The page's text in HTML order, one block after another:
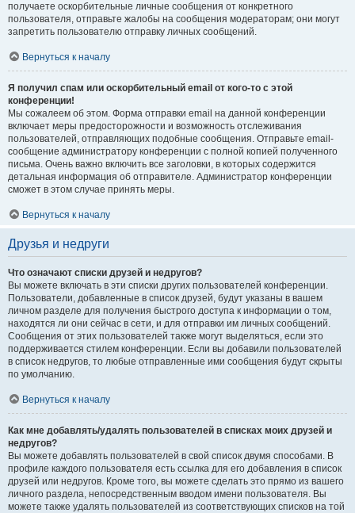
получаете оскорбительные личные сообщения от конкретного
пользователя, отправьте жалобы на сообщения модераторам; они могут
запретить пользователю отправку личных сообщений.
Вернуться к началу
Я получил спам или оскорбительный email от кого-то с этой
конференции!
Мы сожалеем об этом. Форма отправки email на данной конференции
включает меры предосторожности и возможность отслеживания
пользователей, отправляющих подобные сообщения. Отправьте email-
сообщение администратору конференции с полной копией полученного
письма. Очень важно включить все заголовки, в которых содержится
детальная информация об отправителе. Администратор конференции
сможет в этом случае принять меры.
Вернуться к началу
Друзья и недруги
Что означают списки друзей и недругов?
Вы можете включать в эти списки других пользователей конференции.
Пользователи, добавленные в список друзей, будут указаны в вашем
личном разделе для получения быстрого доступа к информации о том,
находятся ли они сейчас в сети, и для отправки им личных сообщений.
Сообщения от этих пользователей также могут выделяться, если это
поддерживается стилем конференции. Если вы добавили пользователей
в список недругов, то любые отправленные ими сообщения будут скрыты
по умолчанию.
Вернуться к началу
Как мне добавлять/удалять пользователей в списках моих друзей и
недругов?
Вы можете добавлять пользователей в свой список двумя способами. В
профиле каждого пользователя есть ссылка для его добавления в список
друзей или недругов. Кроме того, вы можете сделать это прямо из вашего
личного раздела, непосредственным вводом имени пользователя. Вы
можете также удалять пользователей из соответствующих списков на той